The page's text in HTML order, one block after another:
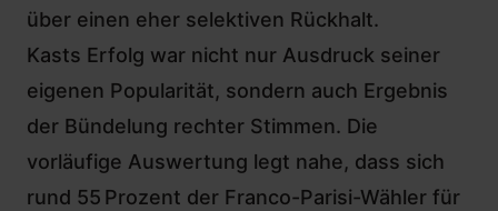
über einen eher selektiven Rückhalt.
Kasts Erfolg war nicht nur Ausdruck seiner
eigenen Popularität, sondern auch Ergebnis
der Bündelung rechter Stimmen. Die
vorläufige Auswertung legt nahe, dass sich
rund 55 Prozent der Franco-Parisi-Wähler für